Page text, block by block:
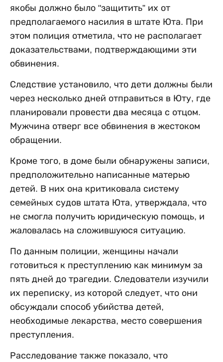
якобы должно было "защитить” их от
предполагаемого насилия в штате Юта. При
этом полиция отметила, что не располагает
доказательствами, подтверждающими эти
обвинения.
Следствие установило, что дети должны были
через несколько дней отправиться в Юту, где
планировали провести два месяца с отцом.
Мужчина отверг все обвинения в жестоком
обращении.
Кроме того, в доме были обнаружены записи,
предположительно написанные матерью
детей. В них она критиковала систему
семейных судов штата Юта, утверждала, что
не смогла получить юридическую помощь, и
жаловалась на сложившуюся ситуацию.
По данным полиции, женщины начали
готовиться к преступлению как минимум за
пять дней до трагедии. Следователи изучили
их переписку, из которой следует, что они
обсуждали способ убийства детей,
необходимые лекарства, место совершения
преступления.
Расследование также показало, что